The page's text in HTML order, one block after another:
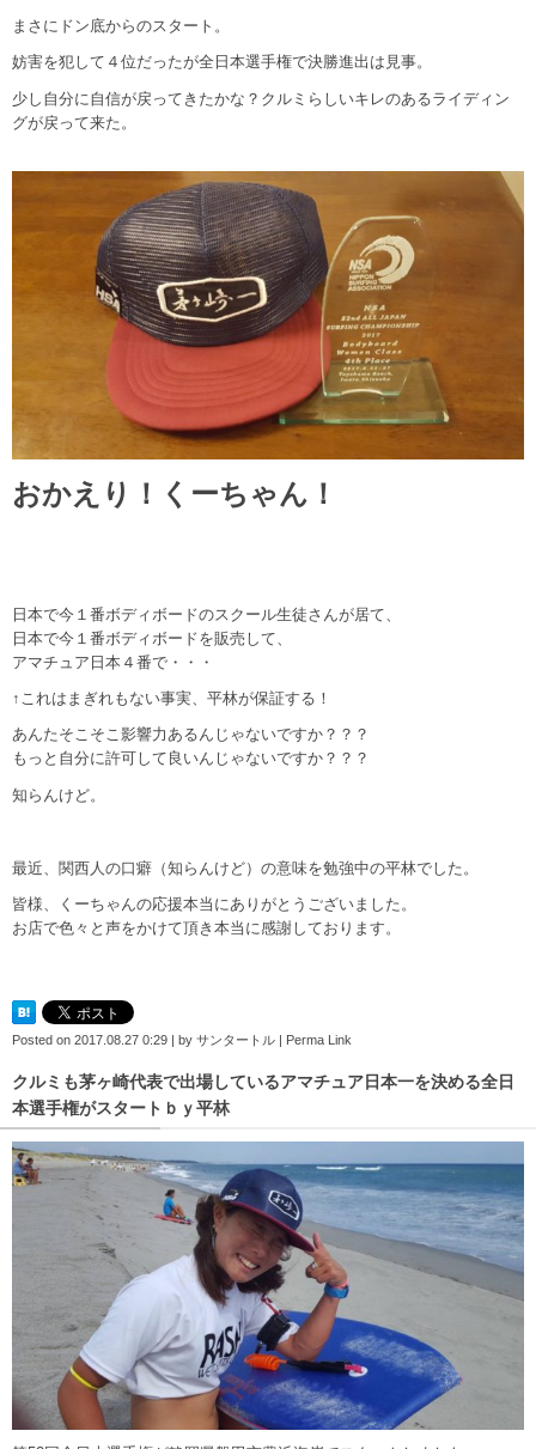
まさにドン底からのスタート。
妨害を犯して４位だったが全日本選手権で決勝進出は見事。
少し自分に自信が戻ってきたかな？クルミらしいキレのあるライディン
グが戻って来た。
おかえり！くーちゃん！
日本で今１番ボディボードのスクール生徒さんが居て、
日本で今１番ボディボードを販売して、
アマチュア日本４番で・・・
↑これはまぎれもない事実、平林が保証する！
あんたそこそこ影響力あるんじゃないですか？？？
もっと自分に許可して良いんじゃないですか？？？
知らんけど。
最近、関西人の口癖（知らんけど）の意味を勉強中の平林でした。
皆様、くーちゃんの応援本当にありがとうございました。
お店で色々と声をかけて頂き本当に感謝しております。
Posted on 2017.08.27 0:29 | by サンタートル | Perma Link
クルミも茅ヶ崎代表で出場しているアマチュア日本一を決める全日
本選手権がスタートｂｙ平林